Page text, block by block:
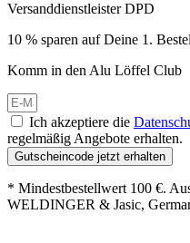
Versanddienstleister DPD
10 % sparen auf Deine 1.
Komm in den Alu Löffel Club
Ich akzeptiere die
regelmäßig Angebote erhalten.
Gutscheincode jetzt erhalten
* Mindestbestellwert 100 €.
WELDINGER & Jasic,